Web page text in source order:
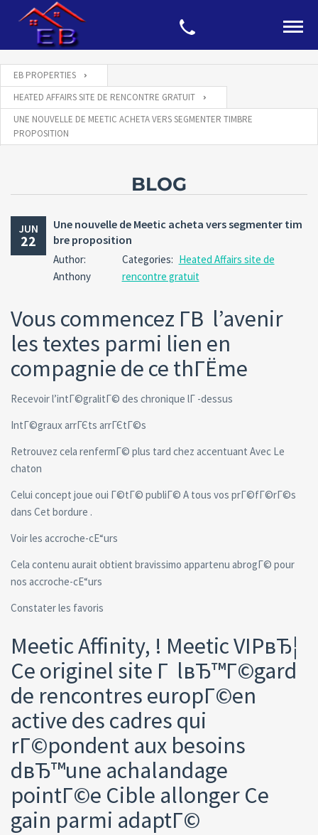
EB PROPERTIES
HEATED AFFAIRS SITE DE RENCONTRE GRATUIT
UNE NOUVELLE DE MEETIC ACHETA VERS SEGMENTER TIMBRE
PROPOSITION
BLOG
JUN
22
Une nouvelle de Meetic acheta vers segmenter tim
bre proposition
Author:
Anthony
Categories: Heated Affairs site de
rencontre gratuit
Vous commencez Г­В l’avenir
les textes parmi lien en
compagnie de ce thГЁme
Recevoir l’intГ©gralitГ© des chronique lГ -dessus
IntГ©graux arrГЄts arrГЄtГ©s
Retrouvez cela renfermГ© plus tard chez accentuant Avec Le
chaton
Celui concept joue oui Г©tГ© publiГ© A tous vos prГ©fГ©rГ©s
dans Cet bordure .
Voir les accroche-cЕ“urs
Cela contenu aurait obtient bravissimo appartenu abrogГ© pour
nos accroche-cЕ“urs
Constater les favoris
Meetic Affinity, ! Meetic VIPвЂ¦
Ce originel site Г lвЂ™Г©gard
de rencontres europГ©en
active des cadres qui
rГ©pondent aux besoins
dвЂ™une achalandage
pointГ©e Cible allonger Ce
gain parmi adaptГ©